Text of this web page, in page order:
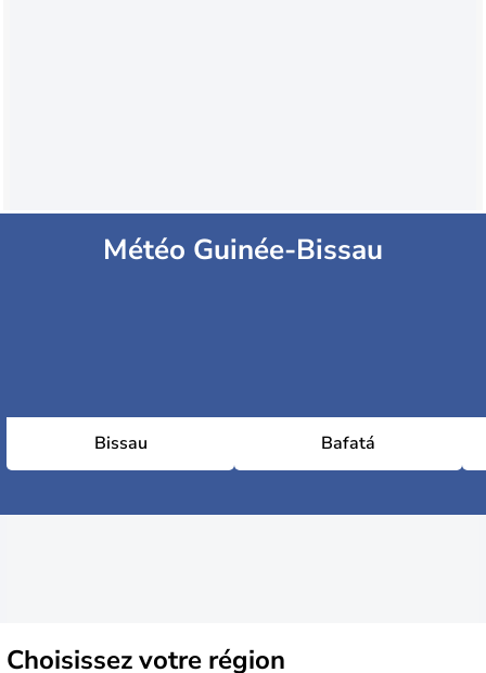
Météo Guinée-Bissau
Bissau Bafatá
Choisissezvotre région